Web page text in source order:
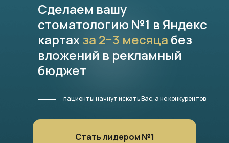
Стать лидером №1
Сделаем вашу
стоматологию №1 в Яндекс
картахза 2−3 месяца без
вложений в рекламный
бюджет
пациенты начнут искать Вас, а не конкурентов